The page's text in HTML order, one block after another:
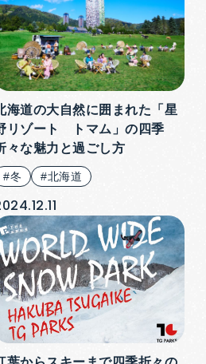
海道の大自然に囲まれた「星
リゾート トマム」の四季
々な魅力と過ごし方
#冬 #北海道